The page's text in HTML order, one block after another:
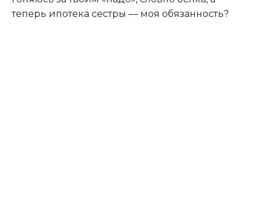
теперь ипотека сестры — моя обязанность?